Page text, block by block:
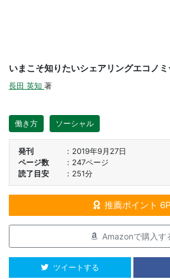
いまこそ知りたいシェアリングエコノ
長田 英知 著
働き方 ソーシャル
発刊
2019年9月27日
ページ数
247ページ
読了目安
251分
推薦ポイント 6P
Amazonで購入す
ツイートする